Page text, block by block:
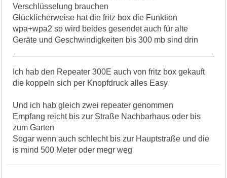
Verschlüsselung brauchen
Glücklicherweise hat die fritz box die Funktion
wpa+wpa2 so wird beides gesendet auch für alte
Geräte und Geschwindigkeiten bis 300 mb sind drin
Ich hab den Repeater 300E auch von fritz box gekauft
die koppeln sich per Knopfdruck alles Easy
Und ich hab gleich zwei repeater genommen
Empfang reicht bis zur Straße Nachbarhaus oder bis
zum Garten
Sogar wenn auch schlecht bis zur Hauptstraße und die
is mind 500 Meter oder megr weg